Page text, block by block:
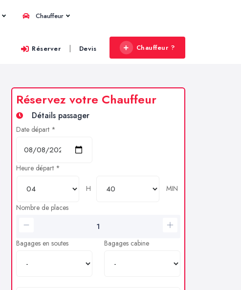
Chauffeur
Réserver | Devis Chauffeur ?
Réservez votre Chauffeur
Détails passager
Date départ *
Heure départ *
H
MIN
Nombre de places
Bagages en soutes Bagages cabine